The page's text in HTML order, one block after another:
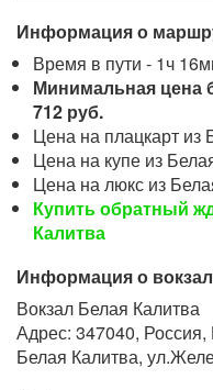
Информация о
Время в пути - 1ч
Минимальная цена
712 руб.
Цена на плацкарт из
Цена на купе из
Цена на люкс из
Купить обратный
Калитва
Информация о
Вокзал Белая Калитва
Адрес: 347040, Россия,
Белая Калитва,